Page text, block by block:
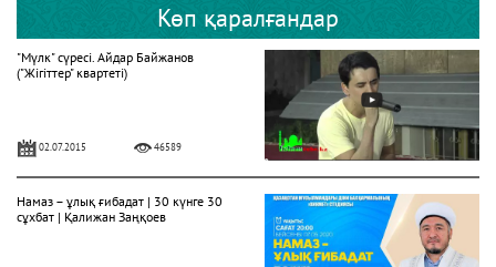
Көп қаралғандар
"Мүлк" сүресі. Айдар Байжанов
("Жігіттер" квартеті)
02.07.2015 46589
Намаз – ұлық ғибадат | 30 күнге 30
сұхбат | Қалижан Заңқоев